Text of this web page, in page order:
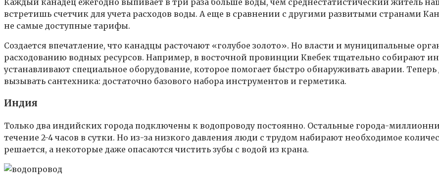
Каждый канадец ежегодно выпивает в три раза больше воды, чем среднестатистический житель
встретишь счетчик для учета расходов воды. А еще в сравнении с другими развитыми странами
не самые доступные тарифы.
Создается впечатление, что канадцы расточают «голубое золото». Но власти и муниципальные
расходованию водных ресурсов. Например, в восточной провинции Квебек тщательно собирают
устанавливают специальное оборудование, которое помогает быстро обнаруживать аварии.
вызывать сантехника: достаточно базового набора инструментов и герметика.
Индия
Только два индийских города подключены к водопроводу постоянно. Остальные города-
течение 2-4 часов в сутки. Но из-за низкого давления люди с трудом набирают необходимое
решается, а некоторые даже опасаются чистить зубы с водой из крана.